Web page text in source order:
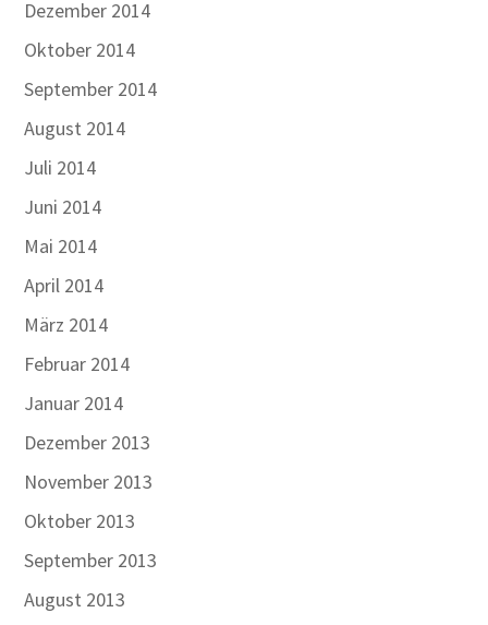
Dezember 2014
Oktober 2014
September 2014
August 2014
Juli 2014
Juni 2014
Mai 2014
April 2014
März 2014
Februar 2014
Januar 2014
Dezember 2013
November 2013
Oktober 2013
September 2013
August 2013